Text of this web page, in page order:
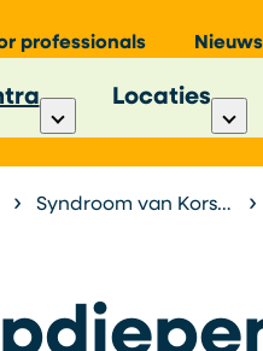
professionals
Locaties
Syndroom van Korsakov